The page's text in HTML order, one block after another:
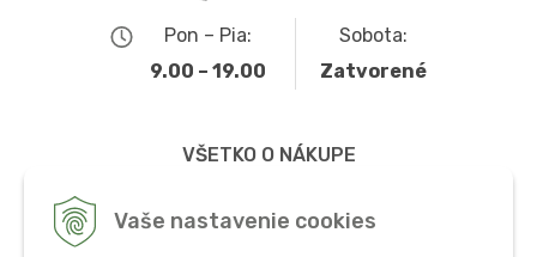
Vaše nastavenie cookies
Pon – Pia:
9.00 – 19.00
Sobota:
Zatvorené
VŠETKO O NÁKUPE